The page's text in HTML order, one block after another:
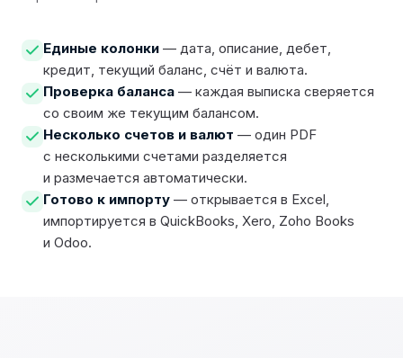
Единые колонки — дата, описание, дебет,
кредит, текущий баланс, счёт и валюта.
Проверка баланса — каждая выписка сверяется
со своим же текущим балансом.
Несколько счетов и валют — один PDF
с несколькими счетами разделяется
и размечается автоматически.
Готово к импорту — открывается в Excel,
импортируется в QuickBooks, Xero, Zoho Books
и Odoo.